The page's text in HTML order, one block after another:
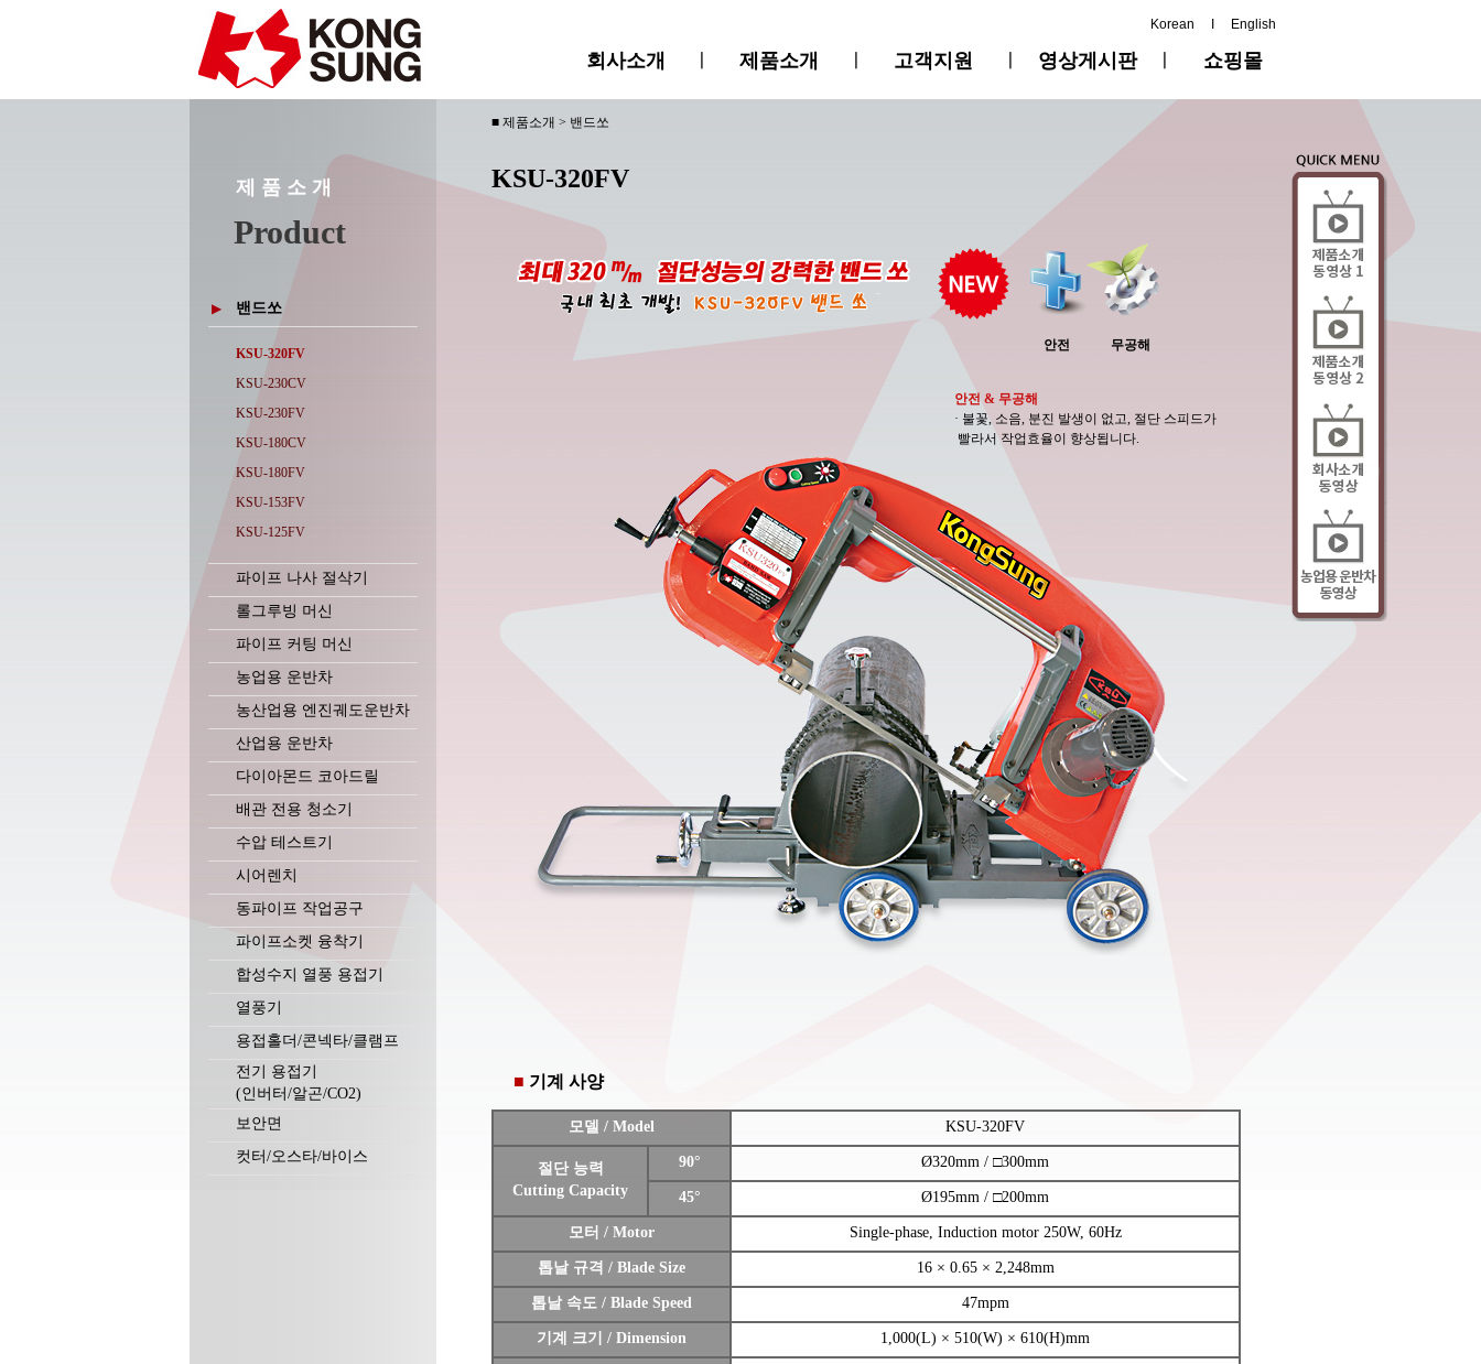
Korean English
회사소개 제품소개 고객지원 영상게시판 쇼핑몰
제 품 소 개
Product
▶ 밴드쏘
KSU-320FV
KSU-230CV
KSU-230FV
KSU-180CV
KSU-180FV
KSU-153FV
KSU-125FV
파이프 나사 절삭기
롤그루빙 머신
파이프 커팅 머신
농업용 운반차
농산업용 엔진궤도운반차
산업용 운반차
다이아몬드 코아드릴
배관 전용 청소기
수압 테스트기
시어렌치
동파이프 작업공구
파이프소켓 융착기
합성수지 열풍 용접기
열풍기
용접홀더/콘넥타/클램프
전기 용접기
(인버터/알곤/CO2)
보안면
컷터/오스타/바이스
■ 제품소개 > 밴드쏘
KSU-320FV
안전 무공해
안전 & 무공해
· 불꽃, 소음, 분진 발생이 없고, 절단 스피드가
빨라서 작업효율이 향상됩니다.
■ 기계 사양
모델 / Model KSU-320FV
절단 능력
Cutting Capacity
90° Ø320mm / □300mm
45° Ø195mm / □200mm
모터 / Motor Single-phase, Induction motor 250W, 60Hz
톱날 규격 / Blade Size 16 × 0.65 × 2,248mm
톱날 속도 / Blade Speed 47mpm
기계 크기 / Dimension 1,000(L) × 510(W) × 610(H)mm